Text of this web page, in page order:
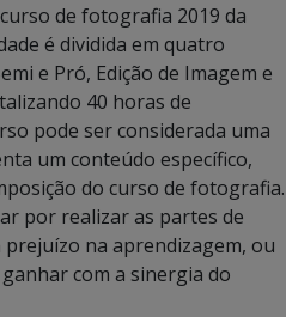
de fotografia 2019 da
é dividida em quatro
e Pró, Edição de Imagem e
40 horas de
pode ser considerada uma
um conteúdo específico,
do curso de fotografia.
por realizar as partes de
na aprendizagem, ou
com a sinergia do